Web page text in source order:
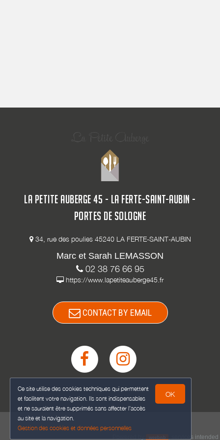
Ce site utilise des cookies techniques qui permettent
et facilitent votre navigation. Ils sont indispensables
et ne sauraient être supprimés sans affecter l’accès
au site et la navigation.
Gestion des cookies et données personnelles
OK
LA PETITE AUBERGE 45 - LA FERTE-SAINT-AUBIN -
PORTES DE SOLOGNE
34, rue des poulies 45240 LA FERTE-SAINT-AUBIN
Marc et Sarah LEMASSON
02 38 76 66 95
https://www.lapetiteauberge45.fr
CONTACT BY EMAIL
weebnb services intended